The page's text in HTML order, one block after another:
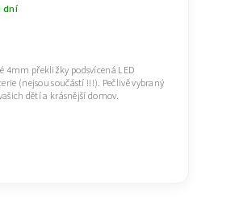
dní
4mm překližky podsvícená LED
(nejsou součástí !!!). Pečlivě vybraný
dětí a krásnější domov.